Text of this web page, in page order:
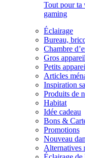
Tout pour ta
gaming
Éclairage
Bureau,
Chambre
Gros
Petits
Articles
Inspiration
Produits de
Habitat
Idée cadeau
Bons &
Promotions
Nouveau
Alternatives